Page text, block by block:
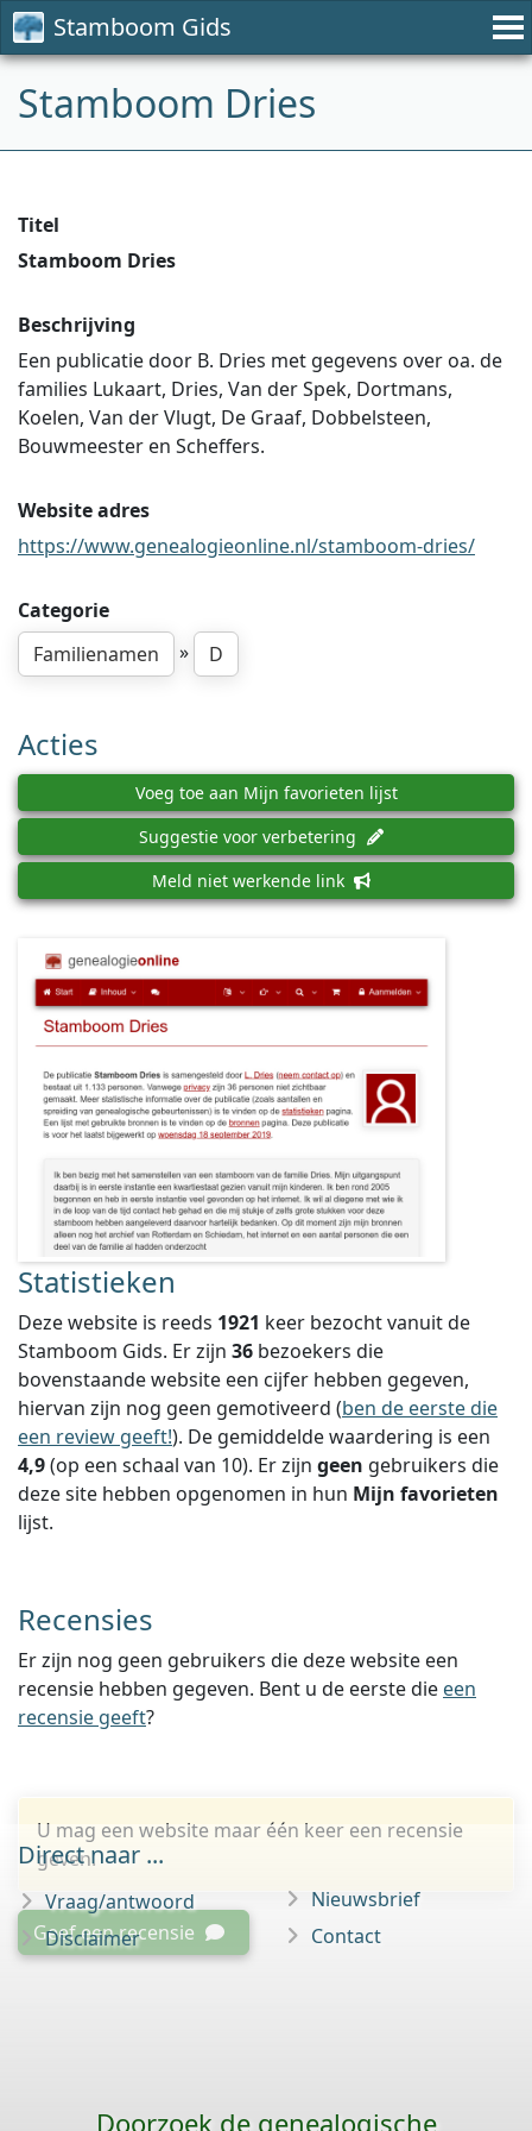
Stamboom Gids
Stamboom Dries
Titel
Stamboom Dries
Beschrijving
Een publicatie door B. Dries met gegevens over oa. de
families Lukaart, Dries, Van der Spek, Dortmans,
Koelen, Van der Vlugt, De Graaf, Dobbelsteen,
Bouwmeester en Scheffers.
Website adres
https://www.genealogieonline.nl/stamboom-dries/
Categorie
Familienamen
» D
Acties
Voeg toe aan Mijn favorieten lijst
Suggestie voor verbetering
Meld niet werkende link
Statistieken
Deze website is reeds 1921 keer bezocht vanuit de
Stamboom Gids. Er zijn 36 bezoekers die
bovenstaande website een cijfer hebben gegeven,
hiervan zijn nog geen gemotiveerd (ben de eerste die
een review geeft!). De gemiddelde waardering is een
4,9(op een schaal van 10). Er zijn geen gebruikers die
deze site hebben opgenomen in hun Mijn favorieten
lijst.
Recensies
Er zijn nog geen gebruikers die deze website een
recensie hebben gegeven. Bent u de eerste die een
recensie geeft?
U mag een website maar één keer een recensie
geven.
Geef een recensie
Direct naar ...
Vraag/antwoord
Disclaimer
Nieuwsbrief
Contact
Doorzoek de genealogische